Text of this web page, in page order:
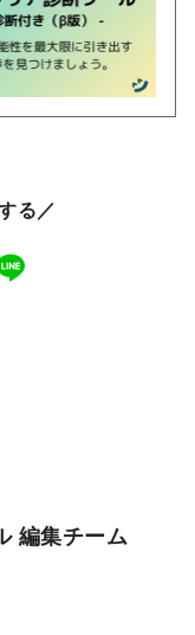
る／
編集チーム